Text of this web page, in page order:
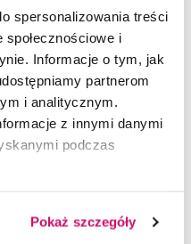
spersonalizowania treści
i
Informacje o tym, jak
partnerom
i analitycznym.
z innymi danymi
podczas
Pokaż szczegóły
i będziesz
masz już swoje
chcesz wziąć